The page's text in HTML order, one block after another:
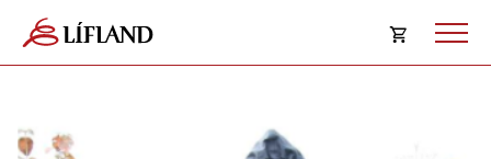
Opna
Karfan þín